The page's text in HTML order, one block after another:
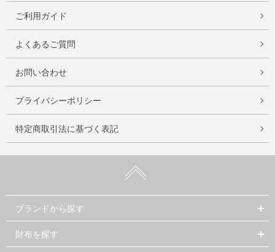
ご利用ガイド
よくあるご質問
お問い合わせ
プライバシーポリシー
特定商取引法に基づく表記
ブランドから探す
財布を探す